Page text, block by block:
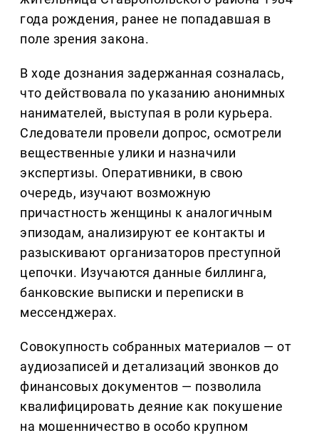
года рождения, ранее не попадавшая в
поле зрения закона.
В ходе дознания задержанная созналась,
что действовала по указанию анонимных
нанимателей, выступая в роли курьера.
Следователи провели допрос, осмотрели
вещественные улики и назначили
экспертизы. Оперативники, в свою
очередь, изучают возможную
причастность женщины к аналогичным
эпизодам, анализируют ее контакты и
разыскивают организаторов преступной
цепочки. Изучаются данные биллинга,
банковские выписки и переписки в
мессенджерах.
Совокупность собранных материалов — от
аудиозаписей и детализаций звонков до
финансовых документов — позволила
квалифицировать деяние как покушение
на мошенничество в особо крупном